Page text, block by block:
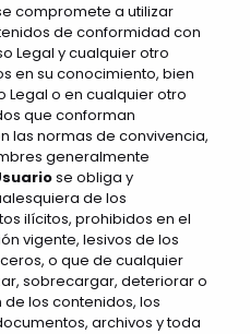
compromete a utilizar
de conformidad con
Legal y cualquier otro
en su conocimiento, bien
Legal o en cualquier otro
que conforman
las normas de convivencia,
generalmente
se obliga y
de los
ilícitos, prohibidos en el
vigente, lesivos de los
o que de cualquier
sobrecargar, deteriorar o
los contenidos, los
archivos y toda